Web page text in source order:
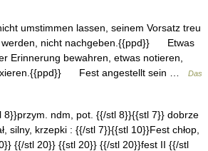
umstimmen lassen, seinem Vorsatz treu
werden, nicht nachgeben.{{ppd}} Etwas
Erinnerung bewahren, etwas notieren,
Fest angestellt sein …
Das
ndm, pot. {{/stl 8}}{{stl 7}} dobrze
silny, krzepki : {{/stl 7}}{{stl 10}}Fest chłop,
{{/stl 20}} {{stl 20}} {{/stl 20}}fest II {{/stl